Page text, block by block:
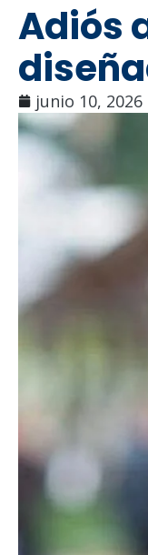
Adiós
junio 10, 2026